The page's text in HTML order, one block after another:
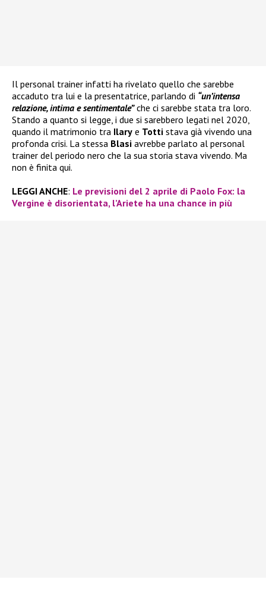
Il personal trainer infatti ha rivelato quello che sarebbe
accaduto tra lui e la presentatrice, parlando di “un’intensa
relazione, intima e sentimentale”che ci sarebbe stata tra loro.
Stando a quanto si legge, i due si sarebbero legati nel 2020,
quando il matrimonio tra Ilary e Totti stava già vivendo una
profonda crisi. La stessa Blasi avrebbe parlato al personal
trainer del periodo nero che la sua storia stava vivendo. Ma
non è finita qui.
LEGGI ANCHE: Le previsioni del 2 aprile di Paolo Fox: la
Vergine è disorientata, l’Ariete ha una chance in più